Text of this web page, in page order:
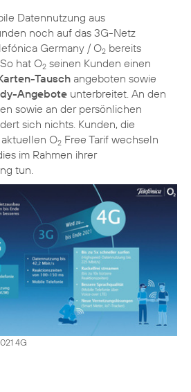
Datennutzung aus
noch auf das 3G-Netz
Germany / O2 bereits
hat O2 seinen Kunden einen
Tausch angeboten sowie
Angebote unterbreitet. An den
sowie an der persönlichen
sich nichts. Kunden, die
O2 Free Tarif wechseln
im Rahmen ihrer
tun.
4G